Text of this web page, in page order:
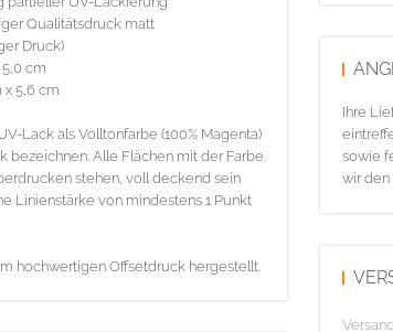
Qualitätsdruck matt
Druck)
cm
x 5,6 cm
Lack als Volltonfarbe (100% Magenta)
bezeichnen. Alle Flächen mit der Farbe
stehen, voll deckend sein
Linienstärke von mindestens 1 Punkt
hochwertigen Offsetdruck hergestellt.
Ihre
sowie
wir den